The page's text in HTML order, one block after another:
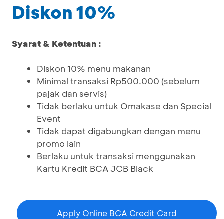
Diskon 10%
Syarat & Ketentuan :
Diskon 10% menu makanan
Minimal transaksi Rp500.000 (sebelum
pajak dan servis)
Tidak berlaku untuk Omakase dan Special
Event
Tidak dapat digabungkan dengan menu
promo lain
Berlaku untuk transaksi menggunakan
Kartu Kredit BCA JCB Black
Apply Online BCA Credit Card